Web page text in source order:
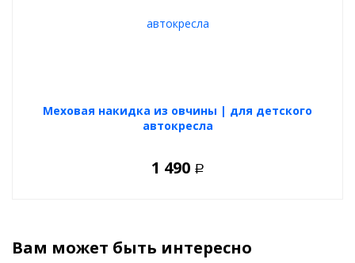
Меховая накидка из овчины | для детского
автокресла
1 490 Р
Вам может быть интересно